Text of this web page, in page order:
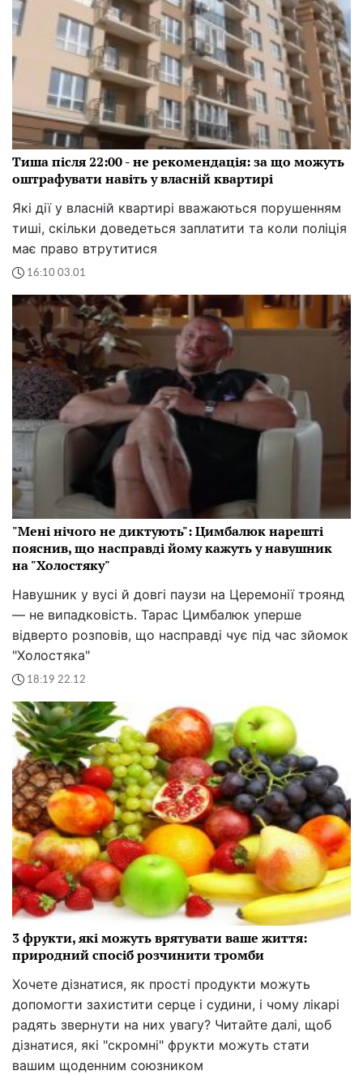
Тиша після 22:00 - не рекомендація: за що можуть
оштрафувати навіть у власній квартирі
Які дії у власній квартирі вважаються порушенням
тиші, скільки доведеться заплатити та коли поліція
має право втрутитися
16:10 03.01
"Мені нічого не диктують": Цимбалюк нарешті
пояснив, що насправді йому кажуть у навушник
на "Холостяку"
Навушник у вусі й довгі паузи на Церемонії троянд
— не випадковість. Тарас Цимбалюк уперше
відверто розповів, що насправді чує під час зйомок
"Холостяка"
18:19 22.12
3 фрукти, які можуть врятувати ваше життя:
природний спосіб розчинити тромби
Хочете дізнатися, як прості продукти можуть
допомогти захистити серце і судини, і чому лікарі
радять звернути на них увагу? Читайте далі, щоб
дізнатися, які "скромні" фрукти можуть стати
вашим щоденним союзником